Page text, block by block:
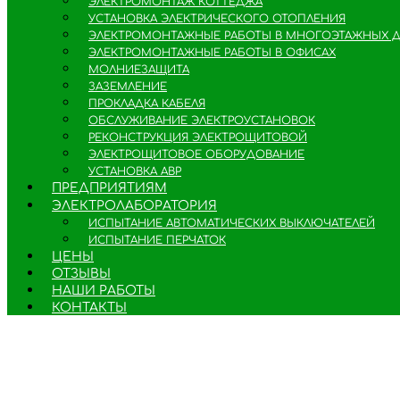
УСТАНОВКА ЭЛЕКТРИЧЕСКОГО ОТОПЛЕНИЯ
ЭЛЕКТРОМОНТАЖНЫЕ РАБОТЫ В МНОГОЭТАЖНЫХ
ЭЛЕКТРОМОНТАЖНЫЕ РАБОТЫ В ОФИСАХ
МОЛНИЕЗАЩИТА
ЗАЗЕМЛЕНИЕ
ПРОКЛАДКА КАБЕЛЯ
ОБСЛУЖИВАНИЕ ЭЛЕКТРОУСТАНОВОК
РЕКОНСТРУКЦИЯ ЭЛЕКТРОЩИТОВОЙ
ЭЛЕКТРОЩИТОВОЕ ОБОРУДОВАНИЕ
УСТАНОВКА АВР
ПРЕДПРИЯТИЯМ
ЭЛЕКТРОЛАБОРАТОРИЯ
ИСПЫТАНИЕ АВТОМАТИЧЕСКИХ ВЫКЛЮЧАТЕЛЕЙ
ИСПЫТАНИЕ ПЕРЧАТОК
ЦЕНЫ
ОТЗЫВЫ
НАШИ РАБОТЫ
КОНТАКТЫ